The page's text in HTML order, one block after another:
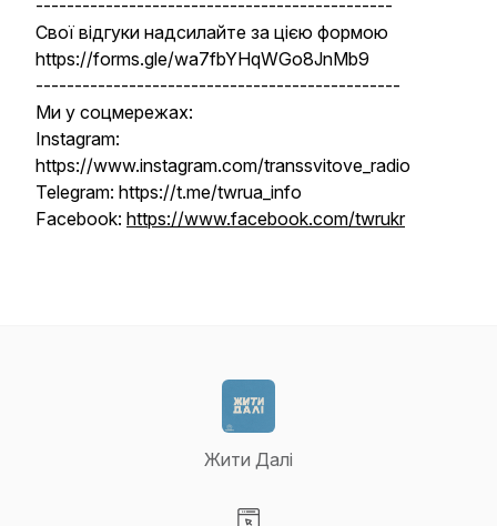
----------------------------------------------
Свої відгуки надсилайте за цією формою
https://forms.gle/wa7fbYHqWGo8JnMb9
-----------------------------------------------
Ми у соцмережах:
Instagram:
https://www.instagram.com/transsvitove_radio
Telegram: https://t.me/twrua_info
Facebook: https://www.facebook.com/twrukr
Жити Далі